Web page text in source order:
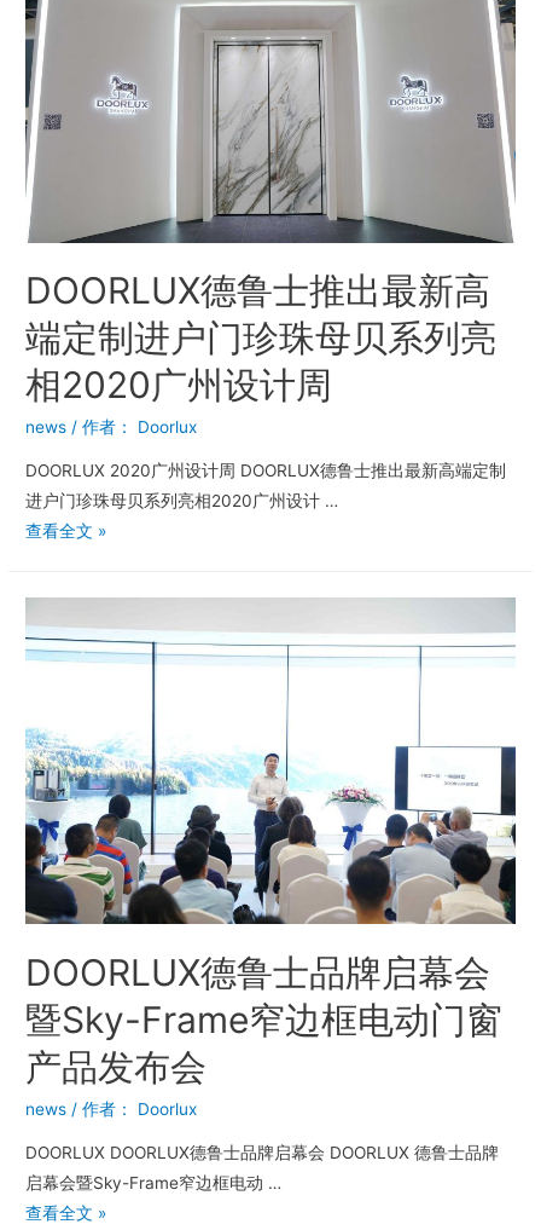
DOORLUX德鲁士推出最新高
端定制进户门珍珠母贝系列亮
相2020广州设计周
news / 作者： Doorlux
DOORLUX 2020广州设计周 DOORLUX德鲁士推出最新高端定制
进户门珍珠母贝系列亮相2020广州设计 …
查看全文 »
DOORLUX德鲁士品牌启幕会
暨Sky-Frame窄边框电动门窗
产品发布会
news / 作者： Doorlux
DOORLUX DOORLUX德鲁士品牌启幕会 DOORLUX 德鲁士品牌
启幕会暨Sky-Frame窄边框电动 …
查看全文 »